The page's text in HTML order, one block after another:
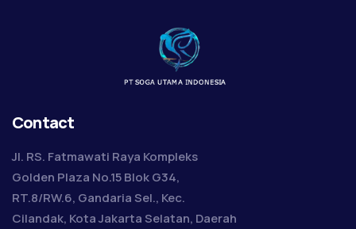
Contact
Jl. RS. Fatmawati Raya Kompleks
Golden Plaza No.15 Blok G34,
RT.8/RW.6, Gandaria Sel., Kec.
Cilandak, Kota Jakarta Selatan, Daerah